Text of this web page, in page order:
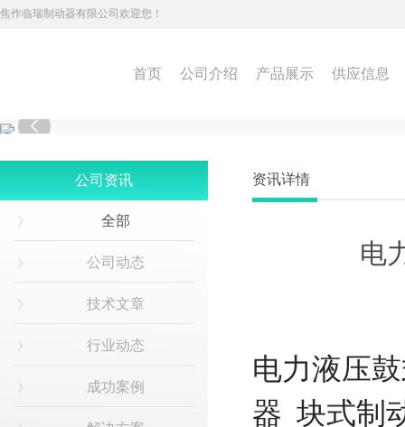
焦作临瑞制动器有限公司欢迎您！
首页 公司介绍 产品展示 供应信息

公司资讯
全部
公司动态
技术文章
行业动态
成功案例
资讯详情
电
电力液压
器 块式制